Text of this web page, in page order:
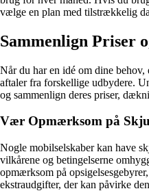
vælge en plan med tilstrækkelig
Sammenlign Priser
Når du har en idé om dine
aftaler fra forskellige udbydere.
og sammenlign deres priser,
Vær Opmærksom på
Nogle mobilselskaber kan have
vilkårene og betingelserne
opmærksom på
ekstraudgifter, der kan påvirke